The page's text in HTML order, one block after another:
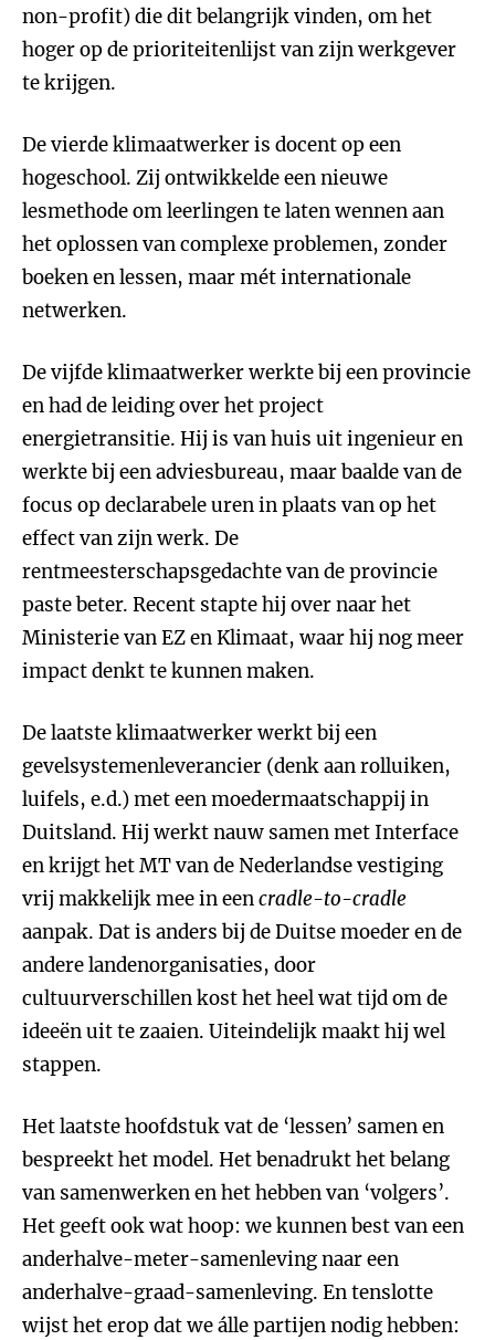
non-profit) die dit belangrijk vinden, om het
hoger op de prioriteitenlijst van zijn werkgever
te krijgen.
De vierde klimaatwerker is docent op een
hogeschool. Zij ontwikkelde een nieuwe
lesmethode om leerlingen te laten wennen aan
het oplossen van complexe problemen, zonder
boeken en lessen, maar mét internationale
netwerken.
De vijfde klimaatwerker werkte bij een provincie
en had de leiding over het project
energietransitie. Hij is van huis uit ingenieur en
werkte bij een adviesbureau, maar baalde van de
focus op declarabele uren in plaats van op het
effect van zijn werk. De
rentmeesterschapsgedachte van de provincie
paste beter. Recent stapte hij over naar het
Ministerie van EZ en Klimaat, waar hij nog meer
impact denkt te kunnen maken.
De laatste klimaatwerker werkt bij een
gevelsystemenleverancier (denk aan rolluiken,
luifels, e.d.) met een moedermaatschappij in
Duitsland. Hij werkt nauw samen met Interface
en krijgt het MT van de Nederlandse vestiging
vrij makkelijk mee in eencradle-to-cradle
aanpak. Dat is anders bij de Duitse moeder en de
andere landenorganisaties, door
cultuurverschillen kost het heel wat tijd om de
ideeën uit te zaaien. Uiteindelijk maakt hij wel
stappen.
Het laatste hoofdstuk vat de ‘lessen’ samen en
bespreekt het model. Het benadrukt het belang
van samenwerken en het hebben van ‘volgers’.
Het geeft ook wat hoop: we kunnen best van een
anderhalve-meter-samenleving naar een
anderhalve-graad-samenleving. En tenslotte
wijst het erop dat we álle partijen nodig hebben: